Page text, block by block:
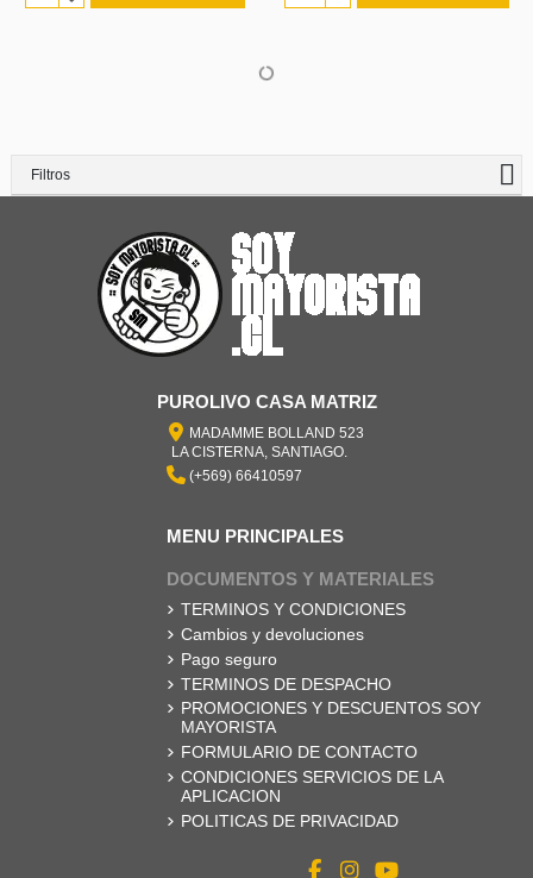
Filtros
PUROLIVO CASA MATRIZ
MADAMME BOLLAND 523
LA CISTERNA, SANTIAGO.
(+569) 66410597
MENU PRINCIPALES
DOCUMENTOS Y MATERIALES
TERMINOS Y CONDICIONES
Cambios y devoluciones
Pago seguro
TERMINOS DE DESPACHO
PROMOCIONES Y DESCUENTOS SOY
MAYORISTA
FORMULARIO DE CONTACTO
CONDICIONES SERVICIOS DE LA
APLICACION
POLITICAS DE PRIVACIDAD